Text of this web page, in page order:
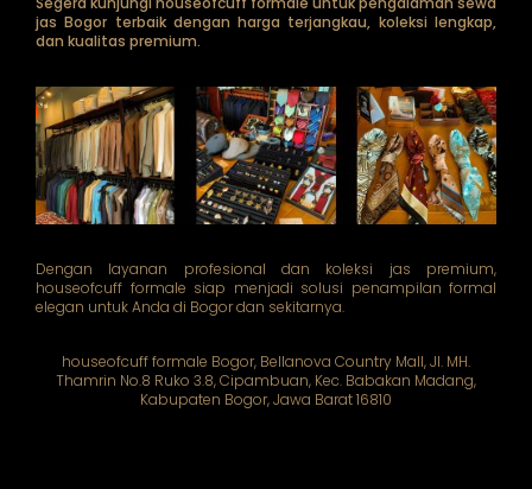
jas Bogor terbaik dengan harga terjangkau, koleksi lengkap,
dan kualitas premium.
Dengan layanan profesional dan koleksi jas premium,
houseofcuff formale siap menjadi solusi penampilan formal
elegan untuk Anda di Bogor dan sekitarnya.
houseofcuff formale Bogor, Bellanova Country Mall, Jl. MH.
Thamrin No.8 Ruko 3.8, Cipambuan, Kec. Babakan Madang,
Kabupaten Bogor, Jawa Barat 16810